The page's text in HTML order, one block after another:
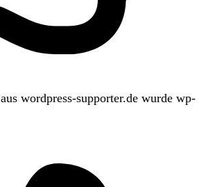
aus wordpress-supporter.de wurde wp-